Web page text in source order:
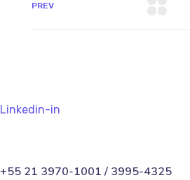
PREV
Linkedin-in
+55 21 3970-1001 / 3995-4325